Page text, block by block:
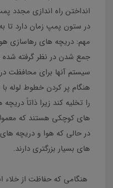
انداختن راه اندازی مجدد
در ستون پمپ زمان دارد تا
مهم: دریچه های رهاسازی
جمع شدن در نظر گرفته شده
سیستم آنها برای محافظت
هنگام پر کردن خطوط لوله
را تخلیه کند زیرا ذاتاً
در حالی که هوا و دریچه های
های بسیار بزرگتری دارند.
هنگامی که حفاظت از